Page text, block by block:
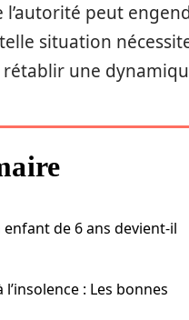
l’autorité peut
situation
une
de 6 ans devient-il
l’insolence : Les bonnes